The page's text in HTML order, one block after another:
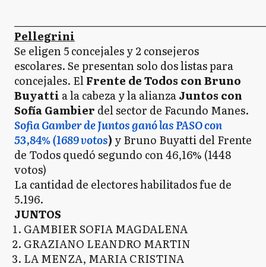
Pellegrini
Se eligen 5 concejales y 2 consejeros
escolares. Se presentan solo dos listas para
concejales. ElFrente de Todos con Bruno
Buyatti a la cabeza y la alianzaJuntos con
Sofía Gambier del sector de Facundo Manes.
Sofia Gamber de Juntos ganó las PASO con
53,84% (1689 votos) y Bruno Buyatti del Frente
de Todos quedó segundo con 46,16% (1448
votos)
La cantidad de electores habilitados fue de
5.196.
JUNTOS
GAMBIER SOFIA MAGDALENA
GRAZIANO LEANDRO MARTIN
LA MENZA, MARIA CRISTINA